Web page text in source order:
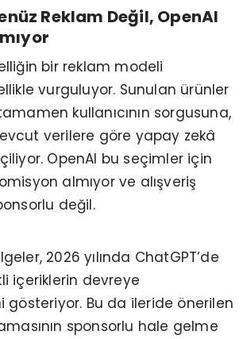
Reklam Değil, OpenAI
bir reklam modeli
vurguluyor. Sunulan ürünler
kullanıcının sorgusuna,
verilere göre yapay zekâ
OpenAI bu seçimler için
almıyor ve alışveriş
değil.
2026 yılında ChatGPT’de
içeriklerin devreye
gösteriyor. Bu da ileride önerilen
sponsorlu hale gelme